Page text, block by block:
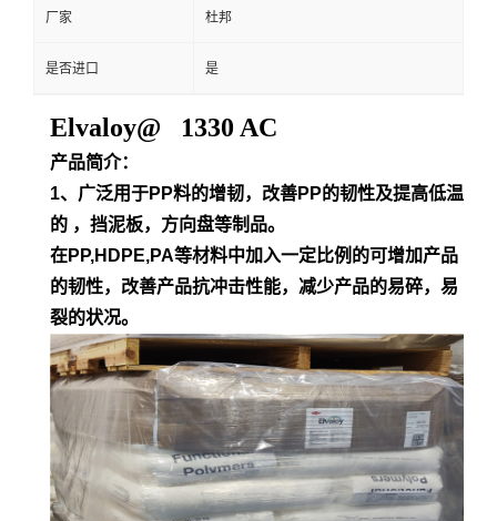
厂家 杜邦
是否进口 是
Elvaloy@ 1330 AC
产品简介：
1、广泛用于PP料的增韧，改善PP的韧性及提高低温
的 ，挡泥板，方向盘等制品。
在PP,HDPE,PA等材料中加入一定比例的可增加产品
的韧性，改善产品抗冲击性能，减少产品的易碎，易
裂的状况。